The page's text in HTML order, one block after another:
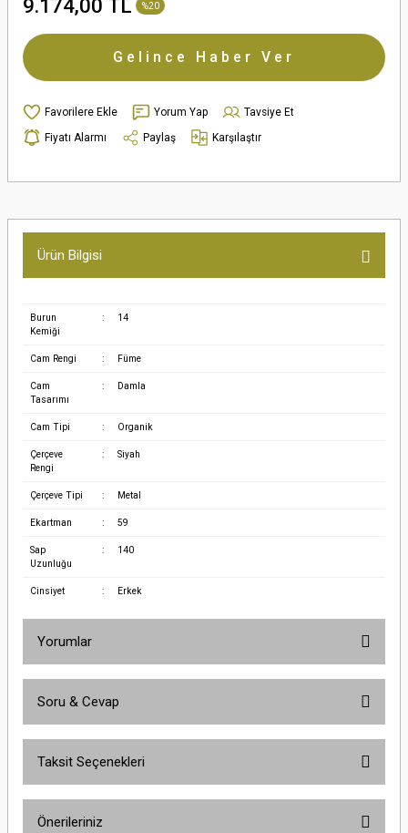
9.174,00 TL %20
Gelince Haber Ver
Yorum Yap
Tavsiye Et
Fiyatı Alarmı
Paylaş Karşılaştır
Ürün Bilgisi
Burun
Kemiği
: 14
Cam Rengi : Füme
Cam
Tasarımı
: Damla
Cam Tipi : Organik
Çerçeve
Rengi
: Siyah
Çerçeve Tipi : Metal
Ekartman : 59
Sap
Uzunluğu
: 140
Cinsiyet : Erkek
Yorumlar
Soru & Cevap
Taksit Seçenekleri
Önerileriniz